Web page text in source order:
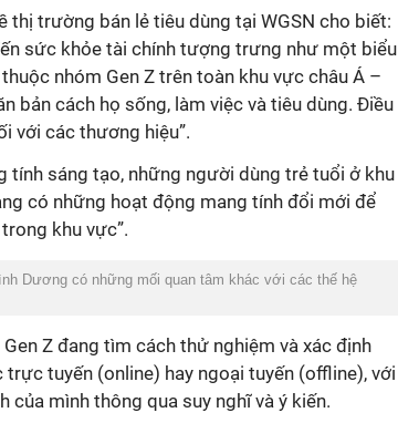
thị trường bán lẻ tiêu dùng tại WGSN cho biết:
sức khỏe tài chính tượng trưng như một biểu
nhóm Gen Z trên toàn khu vực châu Á –
bản cách họ sống, làm việc và tiêu dùng. Điều
với các thương hiệu”.
tính sáng tạo, những người dùng trẻ tuổi ở khu
có những hoạt động mang tính đổi mới để
khu vực”.
Dương có những mối quan tâm khác với các thế hệ
Z đang tìm cách thử nghiệm và xác định
tuyến (online) hay ngoại tuyến (offline), với
của mình thông qua suy nghĩ và ý kiến.